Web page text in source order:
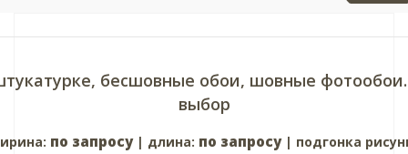
бесшовные обои, шовные
выбор
по запросу| длина: по запросу| подгонка